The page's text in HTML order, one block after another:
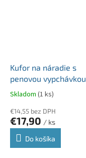
Kufor na náradie s
penovou vypchávkou
HEAVY čierny
445x360x216
KHV453520P-S411
Skladom (1 ks)
€14,55 bez DPH
€17,90 / ks
Do košíka